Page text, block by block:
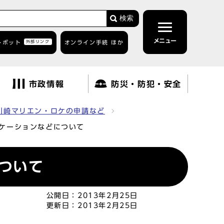
検索
ボット 外部リンク オンライン手続 ほか メニュー
市政情報 防災・防犯・安全
マリエン・ロケの申請など
ーションなどについて
いて
公開日： 2013年2月25日
更新日： 2013年2月25日